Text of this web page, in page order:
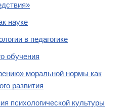
науке
в педагогике
обучения
моральной нормы как
развития
психологической культуры